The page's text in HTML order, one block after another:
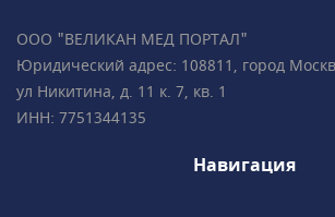
пациентов • Все врачи имеют
международные сертификаты
Foundation (Фонд медицины
2 минутах ходьбы от метро
ООО "ВЕЛИКАН МЕД ПОРТАЛ"
Юридический адрес: 108811, город
ул Никитина, д. 11 к. 7, кв. 1
ИНН: 7751344135
Навигация